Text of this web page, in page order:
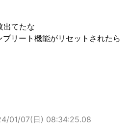
出てたな
リート機能がリセットされたら
01/07(日) 08:34:25.08